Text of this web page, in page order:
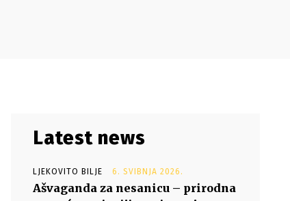
Latest news
LJEKOVITO BILJE 6. SVIBNJA 2026.
Ašvaganda za nesanicu – prirodna